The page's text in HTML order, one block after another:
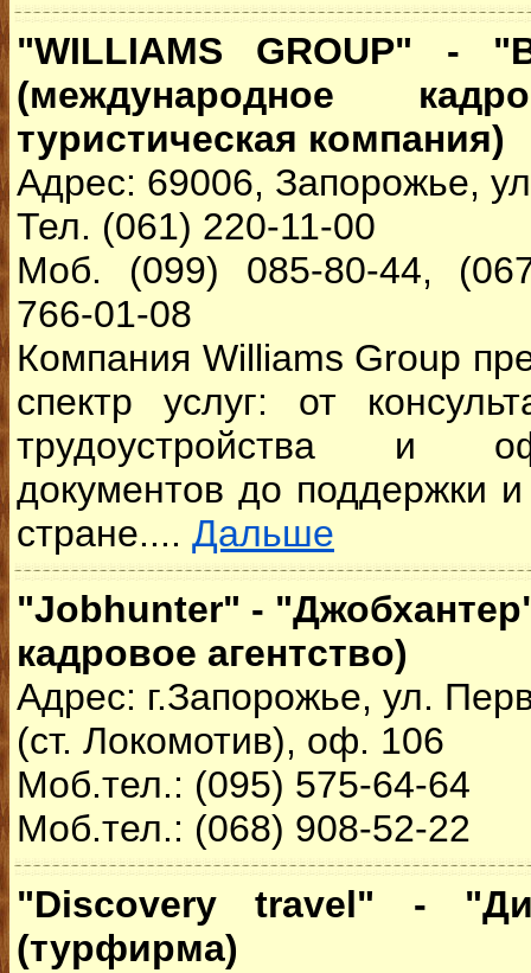
"WILLIAMS GROUP" -
(международное
туристическая компания)
Адрес: 69006, Запорожье,
Тел. (061) 220-11-00
Моб. (099) 085-80-44,
766-01-08
Компания Williams Group
спектр услуг: от
трудоустройства и
документов до поддержки
стране.... Дальше
"Jobhunter" -
кадровое агентство)
Адрес: г.Запорожье, ул.
(ст. Локомотив), оф. 106
Моб.тел.: (095) 575-64-64
Моб.тел.: (068) 908-52-22
"Discovery travel" -
(турфирма)